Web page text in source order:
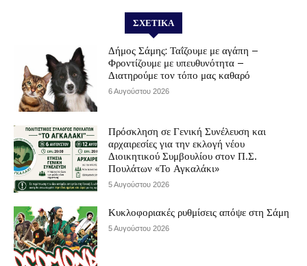
ΣΧΕΤΙΚΆ
Δήμος Σάμης: Ταΐζουμε με αγάπη –
Φροντίζουμε με υπευθυνότητα –
Διατηρούμε τον τόπο μας καθαρό
6 Αυγούστου 2026
Πρόσκληση σε Γενική Συνέλευση και
αρχαιρεσίες για την εκλογή νέου
Διοικητικού Συμβουλίου στον Π.Σ.
Πουλάτων «Το Αγκαλάκι»
5 Αυγούστου 2026
Κυκλοφοριακές ρυθμίσεις απόψε στη Σάμη
5 Αυγούστου 2026